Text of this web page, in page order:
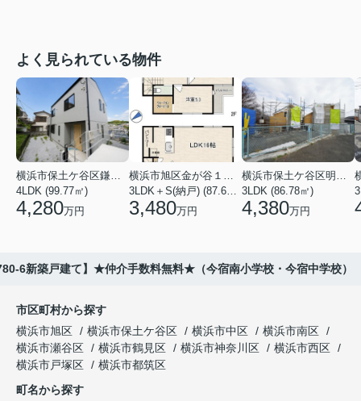
よく見られている物件
横浜市保土ケ谷区鎌谷町
4LDK (99.77㎡)
4,280万円
横浜市旭区金が谷１丁目
3LDK＋S(納戸) (87.61㎡)
3,480万円
横浜市保土ケ谷区明神台
3LDK (86.78㎡)
4,380万円
6新築戸建て】★仲介手数料無料★（今宿南小学校・今宿中学校）
市区町村から探す
横浜市旭区
横浜市保土ケ谷区 横浜市中区
横浜市南区
横浜市瀬谷区
横浜市鶴見区 横浜市神奈川区
横浜市西区
横浜市戸塚区
横浜市都筑区
町名から探す